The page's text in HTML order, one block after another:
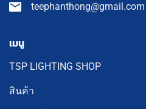
teephanthong@gmail.com
เมนู
TSP LIGHTING SHOP
สินค้า